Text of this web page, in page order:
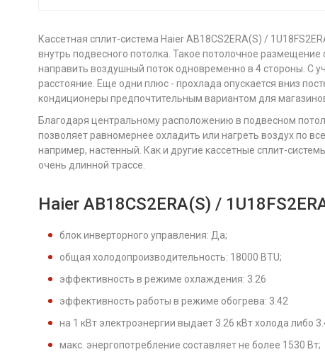
Кассетная сплит-система Haier AB18CS2ERA(S) /
внутрь подвесного потолка. Такое потолочное
направить воздушный поток одновременно в 4 стороны. С
расстояние. Еще одни плюс - прохлада опускается вниз
кондиционеры предпочтительным вариантом для
Благодаря центральному расположению в подвесном
позволяет равномернее охладить или нагреть воздух по
например, настенный. Как и другие кассетные сплит-
очень длинной трассе.
Haier AB18CS2ERA(S) /
блок инверторного управления: Да;
общая холодопроизводительность: 18000 BTU;
эффективность в режиме охлаждения: 3.26
эффективность работы в режиме обогрева: 3.42
на 1 кВт электроэнергии выдает 3.26 кВт холода либо
макс. энергопотребление составляет не более 1530 Вт;